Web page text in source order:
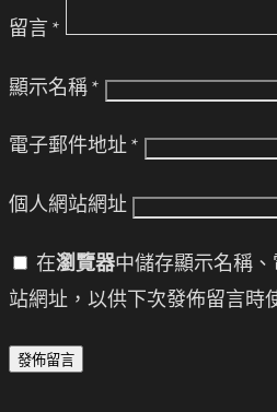
留言 *
顯示名稱 *
電子郵件地址 *
個人網站網址
在瀏覽器中儲存顯示名稱
站網址，以供下次發佈留言時